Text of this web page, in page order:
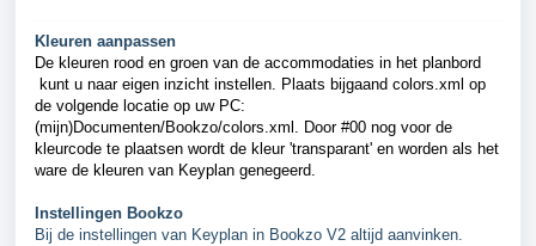
Kleuren aanpassen
De kleuren rood en groen van de accommodaties in het planbord
kunt u naar eigen inzicht instellen. Plaats bijgaand colors.xml op
de volgende locatie op uw PC:
(mijn)Documenten/Bookzo/colors.xml. Door #00 nog voor de
kleurcode te plaatsen wordt de kleur 'transparant' en worden als het
ware de kleuren van Keyplan genegeerd.
Instellingen Bookzo
Bij de instellingen van Keyplan in Bookzo V2 altijd aanvinken.